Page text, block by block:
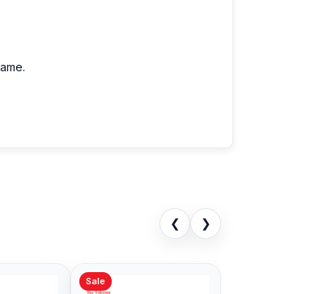
❮ ❯
Sale